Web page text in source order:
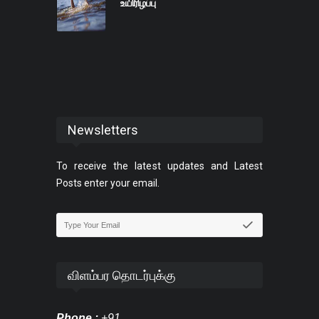
உயிரிழப்பு
Newsletters
To receive the latest updates and Latest
Posts enter your email.
விளம்பர தொடர்புக்கு